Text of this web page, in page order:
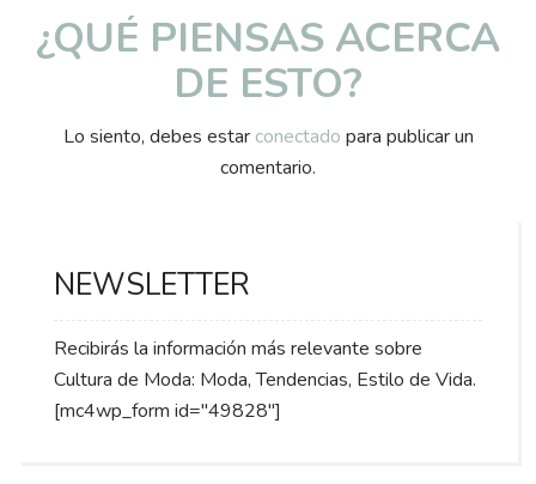
¿QUÉ PIENSAS ACERCA
DE ESTO?
Lo siento, debes estar conectado para publicar un
comentario.
NEWSLETTER
Recibirás la información más relevante sobre
Cultura de Moda: Moda, Tendencias, Estilo de Vida.
[mc4wp_form id="49828"]